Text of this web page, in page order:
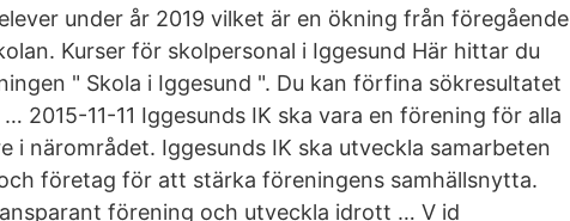
under år 2019 vilket är en ökning från föregående
Kurser för skolpersonal i Iggesund Här hittar du
" Skola i Iggesund ". Du kan förfina sökresultatet
2015-11-11 Iggesunds IK ska vara en förening för alla
i närområdet. Iggesunds IK ska utveckla samarbeten
företag för att stärka föreningens samhällsnytta.
förening och utveckla idrott … V id